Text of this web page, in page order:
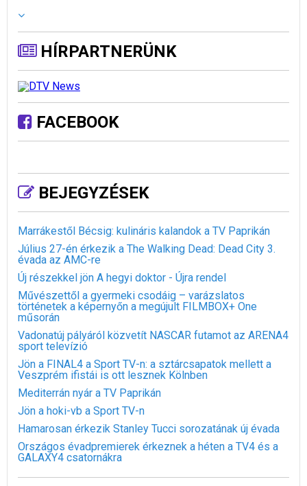
HÍRPARTNERÜNK
FACEBOOK
BEJEGYZÉSEK
Marrákestől Bécsig: kulináris kalandok a TV Paprikán
Július 27-én érkezik a The Walking Dead: Dead City 3.
évada az AMC-re
Új részekkel jön A hegyi doktor - Újra rendel
Művészettől a gyermeki csodáig – varázslatos
történetek a képernyőn a megújult FILMBOX+ One
műsorán
Vadonatúj pályáról közvetít NASCAR futamot az ARENA4
sport televízió
Jön a FINAL4 a Sport TV-n: a sztárcsapatok mellett a
Veszprém ifistái is ott lesznek Kölnben
Mediterrán nyár a TV Paprikán
Jön a hoki-vb a Sport TV-n
Hamarosan érkezik Stanley Tucci sorozatának új évada
Országos évadpremierek érkeznek a héten a TV4 és a
GALAXY4 csatornákra